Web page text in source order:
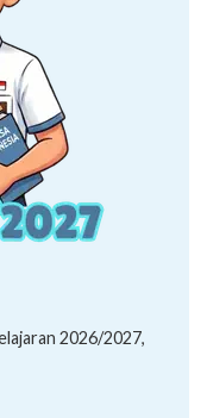
2026/2027,